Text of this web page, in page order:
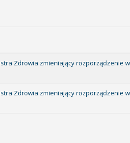
Zdrowia zmieniający rozporządzenie
Zdrowia zmieniający rozporządzenie